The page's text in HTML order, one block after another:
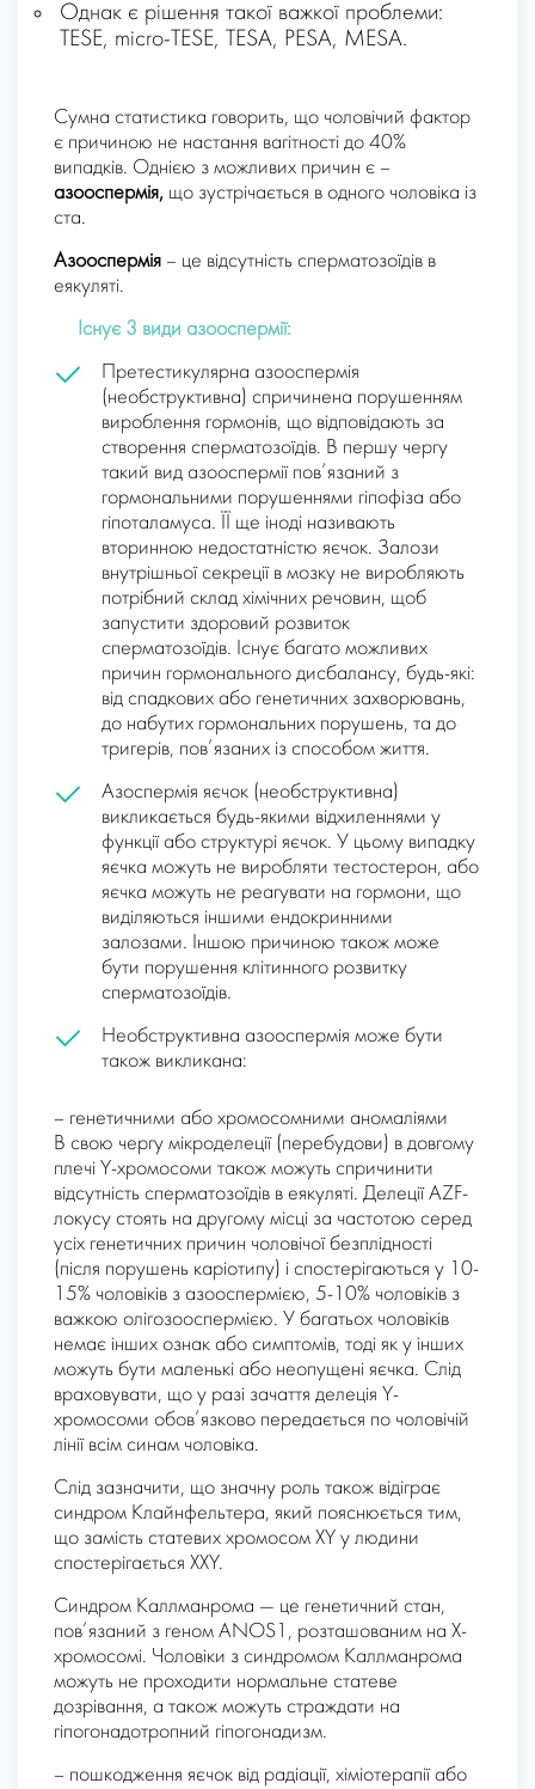
Однак є рішення такої важкої проблеми:
TESE, micro-TESE, TESA, PESA, MESA.
Сумна статистика говорить, що чоловічий фактор
є причиною не настання вагітності до 40%
випадків. Однією з можливих причин є –
азооспермія, що зустрічається в одного чоловіка із
ста.
Азооспермія – це відсутність сперматозоїдів в
еякуляті.
Існує 3 види азооспермії:
Претестикулярна азооспермія
(необструктивна) спричинена порушенням
вироблення гормонів, що відповідають за
створення сперматозоїдів. В першу чергу
такий вид азооспермії пов’язаний з
гормональними порушеннями гіпофіза або
гіпоталамуса. ЇЇ ще іноді називають
вторинною недостатністю яєчок. Залози
внутрішньої секреції в мозку не виробляють
потрібний склад хімічних речовин, щоб
запустити здоровий розвиток
сперматозоїдів. Існує багато можливих
причин гормонального дисбалансу, будь-які:
від спадкових або генетичних захворювань,
до набутих гормональних порушень, та до
тригерів, пов’язаних із способом життя.
Азоспермія яєчок (необструктивна)
викликається будь-якими відхиленнями у
функції або структурі яєчок. У цьому випадку
яєчка можуть не виробляти тестостерон, або
яєчка можуть не реагувати на гормони, що
виділяються іншими ендокринними
залозами. Іншою причиною також може
бути порушення клітинного розвитку
сперматозоїдів.
Необструктивна азооспермія може бути
також викликана:
– генетичними або хромосомними аномаліями
В свою чергу мікроделеції (перебудови) в довгому
плечі Y-хромосоми також можуть спричинити
відсутність сперматозоїдів в еякуляті. Делеції AZF-
локусу стоять на другому місці за частотою серед
усіх генетичних причин чоловічої безплідності
(після порушень каріотипу) і спостерігаються у 10-
15% чоловіків з азооспермією, 5-10% чоловіків з
важкою олігозооспермією. У багатьох чоловіків
немає інших ознак або симптомів, тоді як у інших
можуть бути маленькі або неопущені яєчка. Слід
враховувати, що у разі зачаття делеція Y-
хромосоми обов’язково передається по чоловічій
лінії всім синам чоловіка.
Слід зазначити, що значну роль також відіграє
синдром Клайнфельтера, який пояснюється тим,
що замість статевих хромосом XY у людини
спостерігається XXY.
Синдром Каллманрома — це генетичний стан,
пов’язаний з геном ANOS1, розташованим на Х-
хромосомі. Чоловіки з синдромом Каллманрома
можуть не проходити нормальне статеве
дозрівання, а також можуть страждати на
гіпогонадотропний гіпогонадизм.
– пошкодження яєчок від радіації, хіміотерапії або